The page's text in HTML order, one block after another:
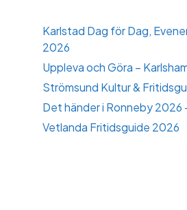
Karlstad Dag för Dag,
2026
Uppleva och Göra –
Strömsund Kultur &
Det händer i Ronneby 2026
Vetlanda Fritidsguide 2026